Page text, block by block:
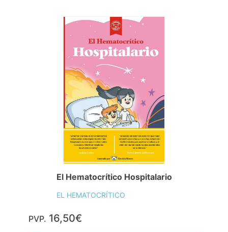
El Hematocrítico Hospitalario
EL HEMATOCRÍTICO
PVP. 16,50€